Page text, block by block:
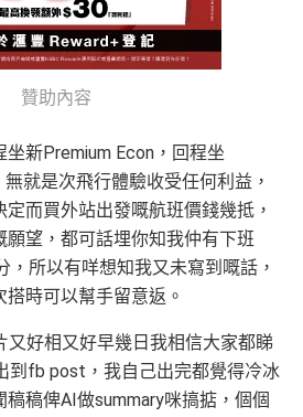
贊助內容
新Premium Econ，回程坐
就是次飛行體驗收受任何利益，
而買外站出發嘅航班價錢幾抵，
願望，都可話埋你知我仲有下班
，所以有咩想知我又未寫到嘅話，
時可以幫手留意返。
好相又好早幾日我相信大家都睇
到fb post，我自己出完都覺得冷冰
稿俾AI做summary咪搞掂，個個